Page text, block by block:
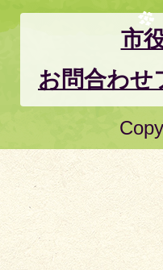
市
お問合わせ